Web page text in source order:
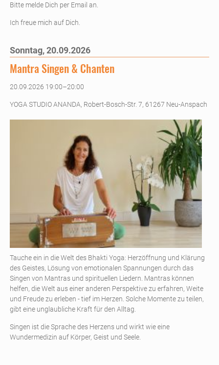
Bitte melde Dich per Email an.
Ich freue mich auf Dich.
Sonntag, 20.09.2026
Mantra Singen & Chanten
20.09.2026 19:00–20:00
YOGA STUDIO ANANDA, Robert-Bosch-Str. 7, 61267 Neu-Anspach
Tauche ein in die Welt des Bhakti Yoga: Herzöffnung und Klärung
des Geistes, Lösung von emotionalen Spannungen durch das
Singen von Mantras und spirituellen Liedern. Mantras können
helfen, die Welt aus einer anderen Perspektive zu erfahren, Weite
und Freude zu erleben - tief im Herzen. Solche Momente zu teilen,
gibt eine unglaubliche Kraft für den Alltag.
Singen ist die Sprache des Herzens und wirkt wie eine
Wundermedizin auf Körper, Geist und Seele.